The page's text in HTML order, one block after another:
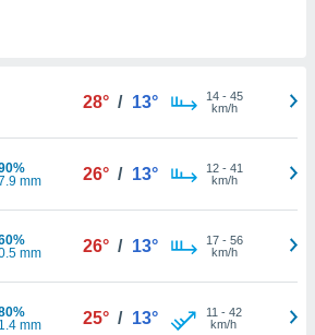
28° / 13° 14- 45
km/h
mm
26° / 13° 12- 41
km/h
mm
26° / 13° 17- 56
km/h
1.4 mm
25° / 13° 11 - 42
km/h